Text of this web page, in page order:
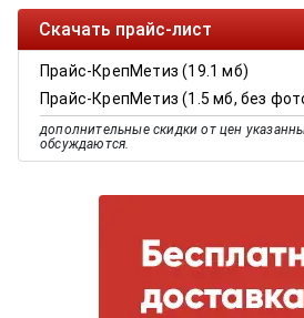
Скачать прайс-лист
Прайс-КрепМетиз (19.1 мб)
Прайс-КрепМетиз (1.5 мб, без
дополнительные скидки от цен
обсуждаются.